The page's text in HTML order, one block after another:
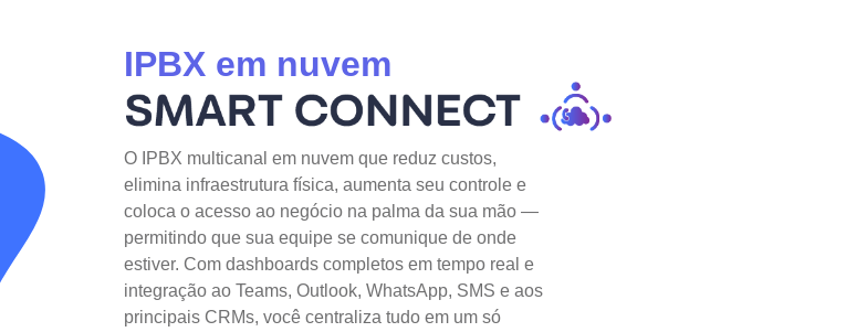
IPBX em nuvem
O IPBX multicanal em nuvem que reduz custos,
elimina infraestrutura física, aumenta seu controle e
coloca o acesso ao negócio na palma da sua mão —
permitindo que sua equipe se comunique de onde
estiver. Com dashboards completos em tempo real e
integração ao Teams, Outlook, WhatsApp, SMS e aos
principais CRMs, você centraliza tudo em um só